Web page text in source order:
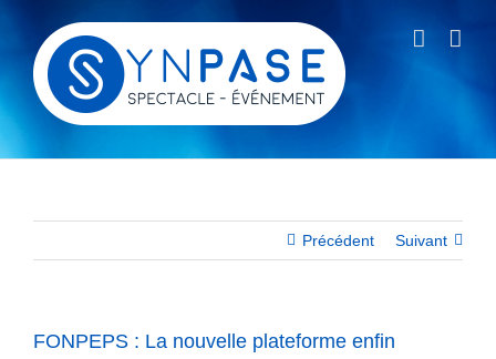
contenu
Précédent Suivant
FONPEPS : La nouvelle plateforme enfin